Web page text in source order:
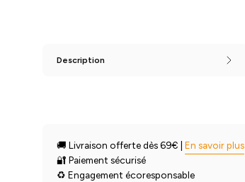
Description
🚚 Livraison offerte dès 69€ | En savoir plus
🔐 Paiement sécurisé
♻️ Engagement écoresponsable